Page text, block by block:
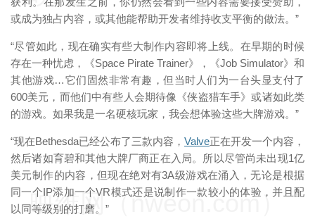
或成为独占内容，或其他能帮助开发者维持收支平衡的做法。”
“尽管如此，现在确实有些大制作内容即将上线。在早期的时候
存在一种忧虑，《Space Pirate Trainer》，《Job Simulator》和
其他游戏…它们固然非常有趣，但当时人们为一台头显支付了
600美元，而他们中有些人会期待像《侠盗猎车手》或诸如此类
的游戏。如果我是一名硬核玩家，我会想体验这些大牌游戏。”
“现在Bethesda已经公布了三款内容， Valve正在开发一个内容，
然后诸如育碧和其他大牌厂商正在入局。所以尽管尚未出现1亿
美元制作的内容，但现在绝对有3A级游戏在涌入，无论是根据
同一个IP添加一个VR模式还是说制作一款较小的体验，并且配
以同等级别的打磨。”
映维网（nweon.com）